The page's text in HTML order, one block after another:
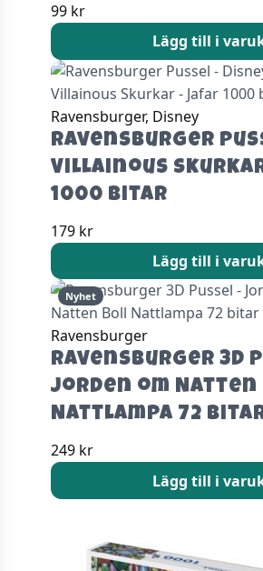
99 kr
Lägg till i
Ravensburger, Disney
Ravensburger
Villainous
1000 bitar
179 kr
Lägg till i
Nyhet
Ravensburger
Ravensburger 3D
Jorden om
Nattlampa 72
249 kr
Lägg till i